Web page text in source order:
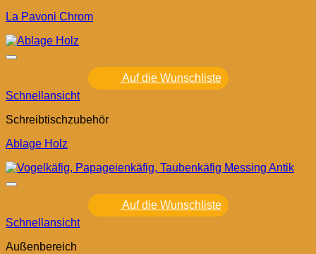
La Pavoni Chrom
Auf die Wunschliste
Schnellansicht
Schreibtischzubehör
Ablage Holz
Auf die Wunschliste
Schnellansicht
Außenbereich